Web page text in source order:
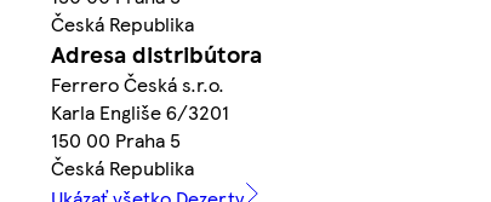
Česká Republika
Adresa distribútora
Ferrero Česká s.r.o.
Karla Engliše 6/3201
150 00 Praha 5
Česká Republika